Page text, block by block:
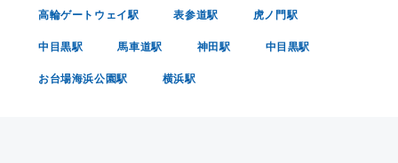
高輪ゲートウェイ駅 表参道駅 虎ノ門駅
中目黒駅 馬車道駅 神田駅 中目黒駅
お台場海浜公園駅 横浜駅